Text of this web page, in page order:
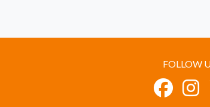
FOLLOW